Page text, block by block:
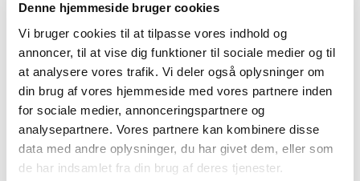
Denne hjemmeside bruger cookies
Vi bruger cookies til at tilpasse vores indhold og
annoncer, til at vise dig funktioner til sociale medier og til
at analysere vores trafik. Vi deler også oplysninger om
din brug af vores hjemmeside med vores partnere inden
for sociale medier, annonceringspartnere og
analysepartnere. Vores partnere kan kombinere disse
data med andre oplysninger, du har givet dem, eller som
de har indsamlet fra din brug af deres tjenester.